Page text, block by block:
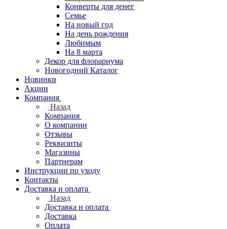
Конверты для денег
Семье
На новый год
На день рождения
Любимым
На 8 марта
Декор для флорариума
Новогодний Каталог
Новинки
Акции
Компания
Назад
Компания
О компании
Отзывы
Реквизиты
Магазины
Партнерам
Инструкции по уходу
Контакты
Доставка и оплата
Назад
Доставка и оплата
Доставка
Оплата